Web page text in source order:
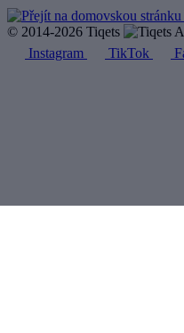
© 2014-2026 Tiqets
Instagram
TikTok